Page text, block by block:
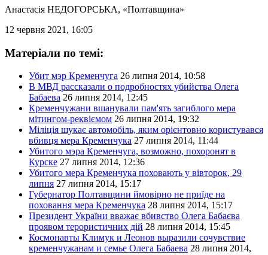
Анастасія НЕДОГОРСЬКА, «Полтавщина»
12 червня 2021, 16:05
Матеріали по темі:
Убит мэр Кременчуга 26 липня 2014, 10:58
В МВД рассказали о подробностях убийства Олега
Бабаева 26 липня 2014, 12:45
Кременчужани вшанували пам'ять загиблого мера
мітингом-реквіємом 26 липня 2014, 19:32
Міліція шукає автомобіль, яким орієнтовно користувався
вбивця мера Кременчука 27 липня 2014, 11:44
Убитого мэра Кременчуга, возможно, похоронят в
Курске 27 липня 2014, 12:36
Убитого мера Кременчука поховають у вівторок, 29
липня 27 липня 2014, 15:17
Губернатор Полтавщини ймовірно не приїде на
поховання мера Кременчука 28 липня 2014, 15:17
Президент України вважає вбивство Олега Бабаєва
проявом терористичних дій 28 липня 2014, 15:45
Космонавты Климук и Леонов выразили сочувствие
кременчужанам и семье Олега Бабаева 28 липня 2014,